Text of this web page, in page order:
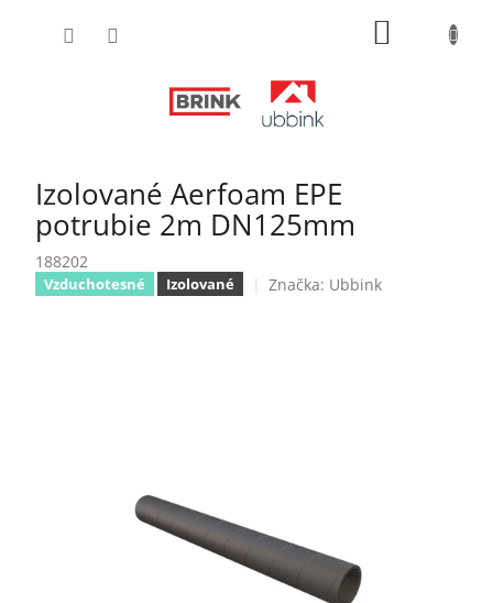
Izolované Aerfoam EPE
potrubie 2m DN125mm
188202
Vzduchotesné Izolované Značka: Ubbink